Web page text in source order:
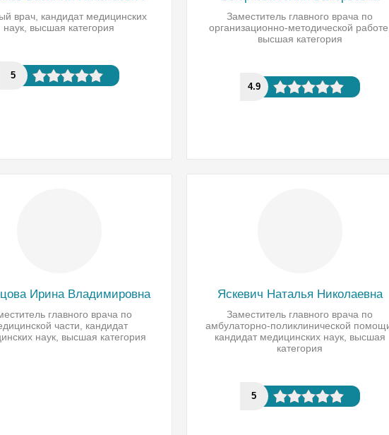
врач, кандидат медицинских
наук, высшая категория
5
Заместитель главного врача по
организационно-методической работе,
высшая категория
4.9
Ирина Владимировна
главного врача по
части, кандидат
наук, высшая категория
Яскевич Наталья Николаевна
Заместитель главного врача по
амбулаторно-поликлинической
кандидат медицинских наук, высшая
категория
5